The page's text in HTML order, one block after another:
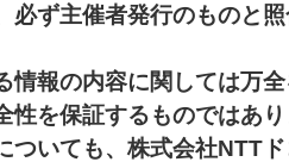
必ず主催者発行のものと
報の内容に関しては万全
性を保証するものではあ
ついても、株式会社NTT